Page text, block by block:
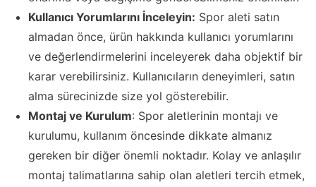
Kullanıcı Yorumlarını İnceleyin: Spor aleti satın
almadan önce, ürün hakkında kullanıcı yorumlarını
ve değerlendirmelerini inceleyerek daha objektif bir
karar verebilirsiniz. Kullanıcıların deneyimleri, satın
alma sürecinizde size yol gösterebilir.
Montaj ve Kurulum: Spor aletlerinin montajı ve
kurulumu, kullanım öncesinde dikkate almanız
gereken bir diğer önemli noktadır. Kolay ve anlaşılır
montaj talimatlarına sahip olan aletleri tercih etmek,